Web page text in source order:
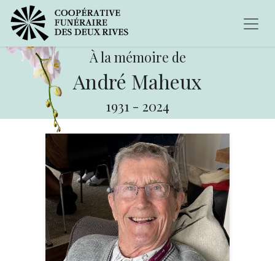
À la mémoire de
André Maheux
1931 - 2024